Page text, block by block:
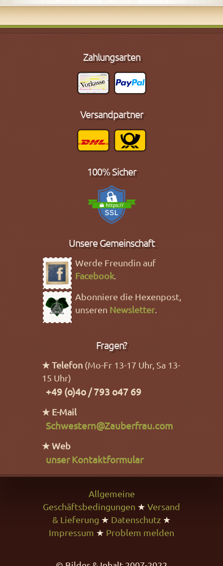
Zahlungsarten
Versandpartner
100% Sicher
Unsere Gemeinschaft
Werde Freundin auf
Facebook.
Abonniere die Hexenpost,
unseren Newsletter.
Fragen?
★ Telefon (Mo-Fr 13-17 Uhr, Sa 13-
15 Uhr)
+49 (o)4o / 793 o47 69
★ E-Mail
Schwestern@Zauberfrau.com
★ Web
unser Kontaktformular
Allgemeine
Geschäftsbedingungen ★ Versand
& Lieferung ★ Datenschutz ★
Impressum ★ Problem melden